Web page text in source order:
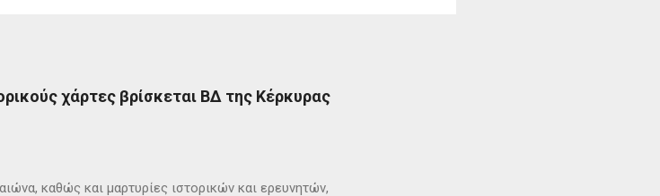
χάρτες βρίσκεται ΒΔ της Κέρκυρας
καθώς και μαρτυρίες ιστορικών και ερευνητών,